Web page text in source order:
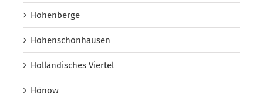
Hohenberge
Hohenschönhausen
Holländisches Viertel
Hönow